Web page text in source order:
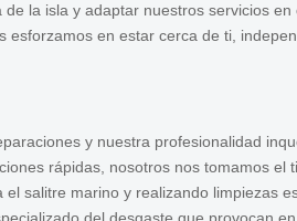
la isla y adaptar nuestros servicios en
en estar cerca de ti,
y nuestra profesionalidad
rápidas, nosotros nos tomamos el
salitre marino y realizando limpiezas